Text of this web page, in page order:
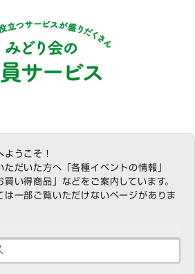
うこそ！
だいた方へ「各種イベントの情報」
買い得商品」などをご案内しています。
は一部ご覧いただけないページがありま